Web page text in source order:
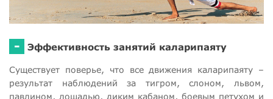
- Эффективность занятий каларипаяту
Существует поверье, что все движения каларипаяту –
результат наблюдений за тигром, слоном, львом,
павлином, лошадью, диким кабаном, боевым петухом и